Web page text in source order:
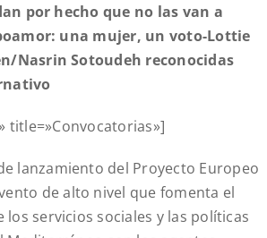
por hecho que no las van a
una mujer, un voto-Lottie
Nasrin Sotoudeh reconocidas
title=»Convocatorias»]
lanzamiento del Proyecto Europeo
de alto nivel que fomenta el
los servicios sociales y las políticas